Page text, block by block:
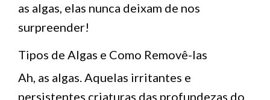
as algas, elas nunca deixam de nos
surpreender!
Tipos de Algas e Como Removê-las
Ah, as algas. Aquelas irritantes e
persistentes criaturas das profundezas do